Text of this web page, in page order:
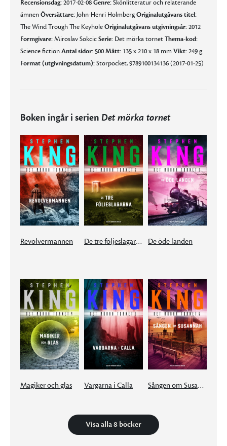
Recensionsdag:2017-02-08Genre:Skönlitteratur och relaterande
ämnenÖversättare:John-Henri HolmbergOriginalutgåvans titel:
The Wind Trough The KeyholeOriginalutgåvans utgivningsår:2012
Formgivare:Miroslav SokcicSerie: Det mörka tornetThema-kod:
Science fictionAntal sidor:500Mått: 135 x 210 x 18 mmVikt:249 g
Format (utgivningsdatum):Storpocket, 9789100134136 (2017-01-25)
Boken ingår i serien Det mörka tornet
Revolvermannen De tre följeslagarna De öde landen
Magiker och glas Vargarna i Calla Sången om Susannah
Visa alla 8 böcker